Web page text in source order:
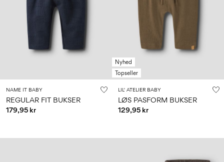
måneder
ind
Har
du
spørgsmål?
os
NAME IT BABY
REGULAR FIT BUKSER
179,95 kr
Nyhed
Topseller
LIL' ATELIER BABY
LØS PASFORM BUKSER
129,95 kr